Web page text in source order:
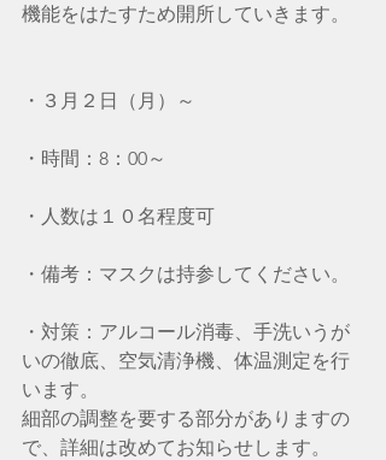
機能をはたすため開所していきます。
・３月２日（月）～
・時間：8：00～
・人数は１０名程度可
・備考：マスクは持参してください。
・対策：アルコール消毒、手洗いうが
いの徹底、空気清浄機、体温測定を行
います。
細部の調整を要する部分がありますの
で、詳細は改めてお知らせします。